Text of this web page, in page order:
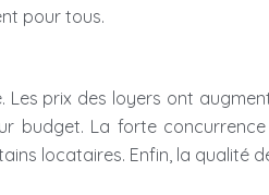
pour tous.
prix des loyers ont
budget. La forte
locataires. Enfin, la qualité